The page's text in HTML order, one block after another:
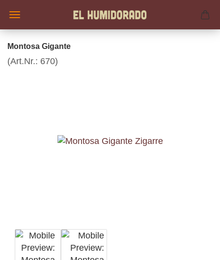
Montosa Gigante
(Art.Nr.: 670)